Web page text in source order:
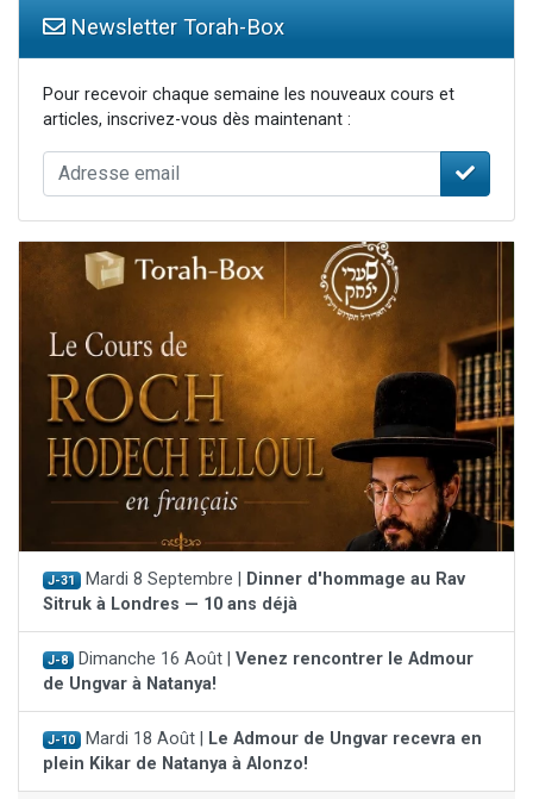
Newsletter Torah-Box
Pour recevoir chaque semaine les nouveaux cours et
articles, inscrivez-vous dès maintenant :
J-31 Mardi 8 Septembre |
Dinner d'hommage au Rav
Sitruk à Londres — 10 ans déjà
J-8 Dimanche 16 Août | Venez rencontrer le Admour
de Ungvar à Natanya!
J-10 Mardi 18 Août |
Le Admour de Ungvar recevra en
plein Kikar de Natanya à Alonzo!